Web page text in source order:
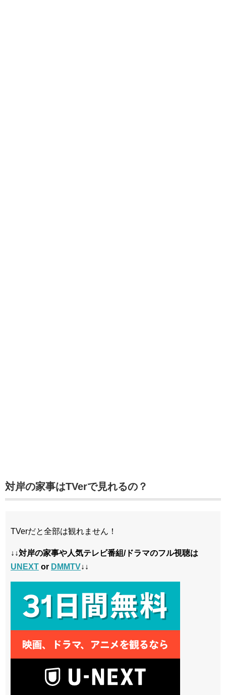
対岸の家事はTVerで見れるの？
TVerだと全部は観れません！
↓↓対岸の家事や人気テレビ番組/ドラマのフル視聴は
UNEXT or DMMTV↓↓